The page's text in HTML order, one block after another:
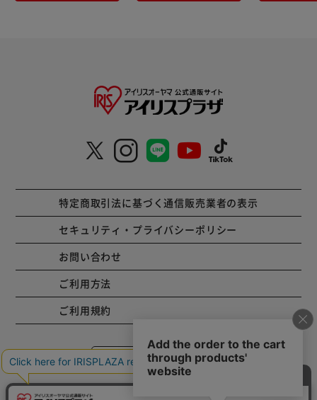
特定商取引法に基づく通信販売業者の表示
セキュリティ・プライバシーポリシー
お問い合わせ
ご利用方法
ご利用規約
コーポレートサイト